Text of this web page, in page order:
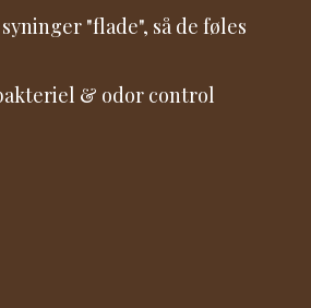
"flade", så de føles
& odor control